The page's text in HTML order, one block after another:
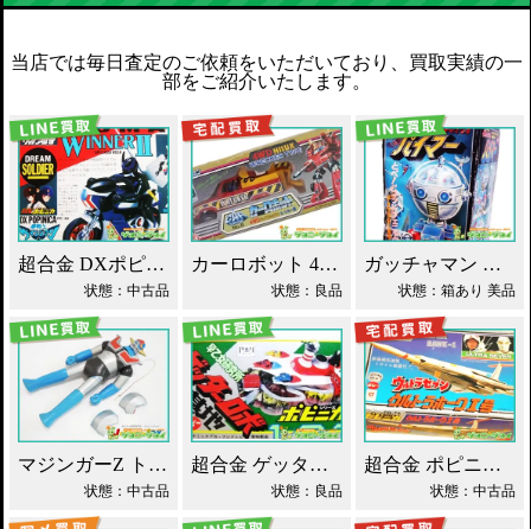
当店では毎日査定のご依頼をいただいており、買取実績の一
部をご紹介いたします。
超合金 DXポピニカ ウィナア2世 夢戦士ウイングマン PC-46 買取！
状態：中古品
カーロボット 4WD・レッカー車 ダイアクロン買取！
状態：良品
ガッチャマン パイマー DXジャンボマシンダー買取！
状態：箱あり 美品
マジンガーZ トーキング ソフビ マスダヤ買取！
状態：中古品
超合金 ゲッターロボ基地 早乙女研究所 買取！
状態：良品
超合金 ポピニカ ウルトラセブン ウルトラホーク1号 買取！
状態：中古品